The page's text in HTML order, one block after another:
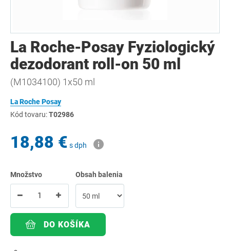
La Roche-Posay Fyziologický
dezodorant roll-on 50 ml
(M1034100) 1x50 ml
La Roche Posay
Kód tovaru:T02986
18,88 € s dph
Množstvo Obsah balenia
DO KOŠÍKA